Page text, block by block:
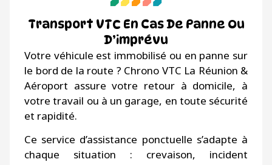
Transport VTC En Cas De Panne Ou
D’imprévu
Votre véhicule est immobilisé ou en panne sur
le bord de la route ? Chrono VTC La Réunion &
Aéroport assure votre retour à domicile, à
votre travail ou à un garage, en toute sécurité
et rapidité.
Ce service d’assistance ponctuelle s’adapte à
chaque situation : crevaison, incident